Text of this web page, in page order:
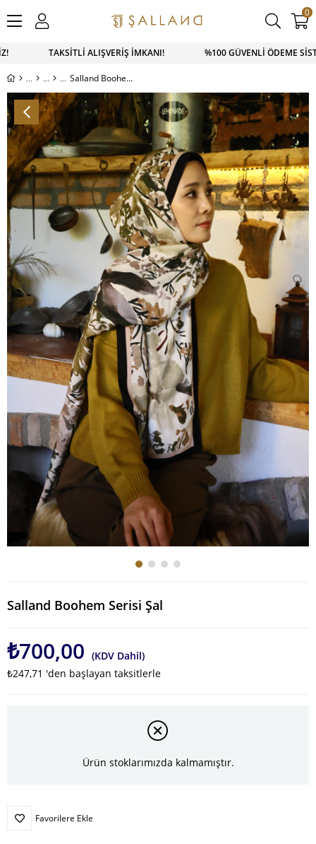
TAKSİTLİ ALIŞVERİŞ İMKANI! %100 GÜVENLİ ÖDEME
0
Salland Boohem Serisi Şal
Salland Boohem Serisi Şal
₺700,00 (KDV Dahil)
₺247,71 'den başlayan taksitlerle
Ürün stoklarımızda kalmamıştır.
Favorilere Ekle